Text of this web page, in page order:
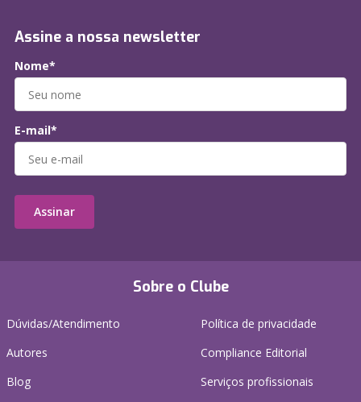
Sobre o Clube
Dúvidas/Atendimento
Autores
Blog
Política de privacidade
Compliance Editorial
Serviços profissionais
Assine a nossa newsletter
Nome*
E-mail*
Assinar